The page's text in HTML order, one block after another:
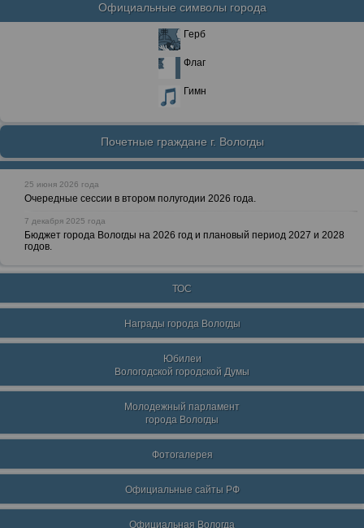
Официальные символы города
Герб
Флаг
Гимн
Почетные граждане г. Вологды
25 июня 2026 года
Очередные сессии в втором полугодии 2026 года.
7 декабря 2025 года
Бюджет города Вологды на 2026 год и плановый период 2027 и 2028
годов.
ТОС
Награды города Вологды
Юбилеи
Вологодской городской Думы
Молодежный парламент
города Вологды
Фотогалерея
Официальные сайты РФ
Официальная Вологда